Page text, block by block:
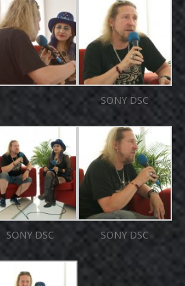
SONY DSC
SONY DSC SONY DSC